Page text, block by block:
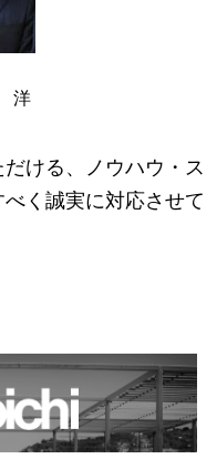
洋
ける、ノウハウ・ス
く誠実に対応させて